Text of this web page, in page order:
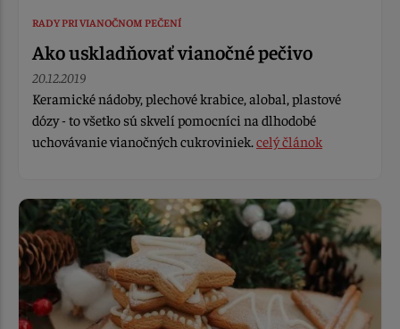
RADY PRI VIANOČNOM PEČENÍ
Ako uskladňovať vianočné pečivo
20.12.2019
Keramické nádoby, plechové krabice, alobal, plastové
dózy - to všetko sú skvelí pomocníci na dlhodobé
uchovávanie vianočných cukroviniek.celý článok